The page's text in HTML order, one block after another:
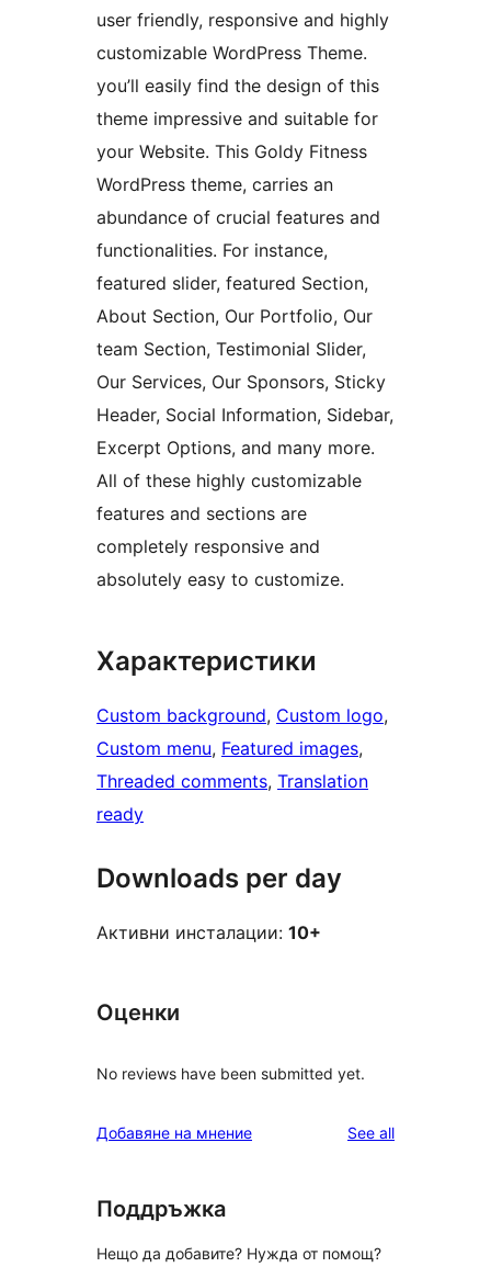
user friendly, responsive and highly
customizable WordPress Theme.
you’ll easily find the design of this
theme impressive and suitable for
your Website. This Goldy Fitness
WordPress theme, carries an
abundance of crucial features and
functionalities. For instance,
featured slider, featured Section,
About Section, Our Portfolio, Our
team Section, Testimonial Slider,
Our Services, Our Sponsors, Sticky
Header, Social Information, Sidebar,
Excerpt Options, and many more.
All of these highly customizable
features and sections are
completely responsive and
absolutely easy to customize.
Характеристики
Custom background, Custom logo
Custom menu, Featured images
Threaded comments, Translation
ready
Downloads per day
Активни инсталации: 10+
Оценки
No reviews have been submitted yet.
Добавяне на мнение See allreviews
Поддръжка
Нещо да добавите? Нужда от помощ?